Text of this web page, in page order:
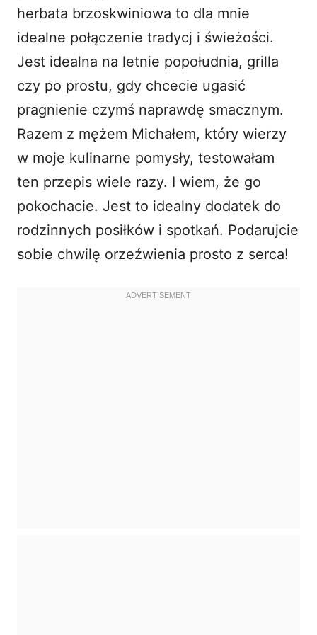
herbata brzoskwiniowa to dla mnie
idealne połączenie tradycj i świeżości.
Jest idealna na letnie popołudnia, grilla
czy po prostu, gdy chcecie ugasić
pragnienie czymś naprawdę smacznym.
Razem z mężem Michałem, który wierzy
w moje kulinarne pomysły, testowałam
ten przepis wiele razy. I wiem, że go
pokochacie. Jest to idealny dodatek do
rodzinnych posiłków i spotkań. Podarujcie
sobie chwilę orzeźwienia prosto z serca!